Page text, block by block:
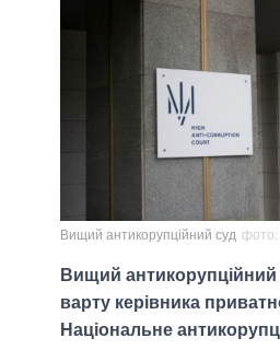
Вищий антикорупційний суд фото:
Вищий антикорупційний
варту керівника
Національне